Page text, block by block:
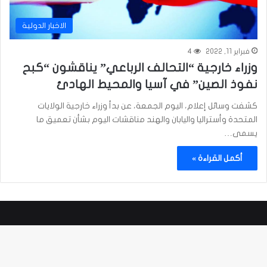
الاخبار الدولية
فبراير 11, 2022 4
وزراء خارجية “التحالف الرباعي” يناقشون “كبح
نفوذ الصين” في آسيا والمحيط الهادئ
كشفت وسائل إعلام، اليوم الجمعة، عن بدأ وزراء خارجية الولايات
المتحدة وأستراليا واليابان والهند مناقشات اليوم بشأن تعميق ما
يسمى…
أكمل القراءة »